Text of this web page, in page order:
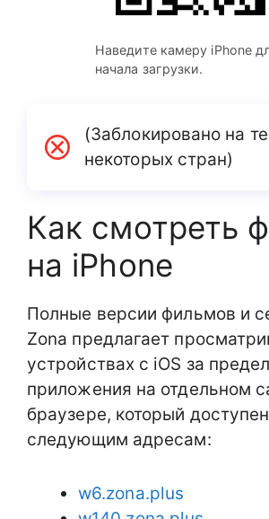
Наведите камеру iPhone
начала загрузки.
(Заблокировано на
некоторых стран)
Как смотреть
на iPhone
Полные версии фильмов и
Zona предлагает
устройствах с iOS за
приложения на отдельном
браузере, который
следующим адресам:
w6.zona.plus